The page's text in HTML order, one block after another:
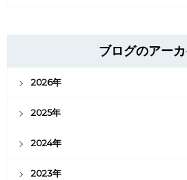
ブログのアー
2026年
2025年
2024年
2023年